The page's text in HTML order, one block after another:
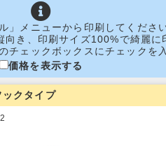
」メニューから印刷してください
き、印刷サイズ100%で綺麗に
チェックボックスにチェックを
価格を表示する
クタイプ